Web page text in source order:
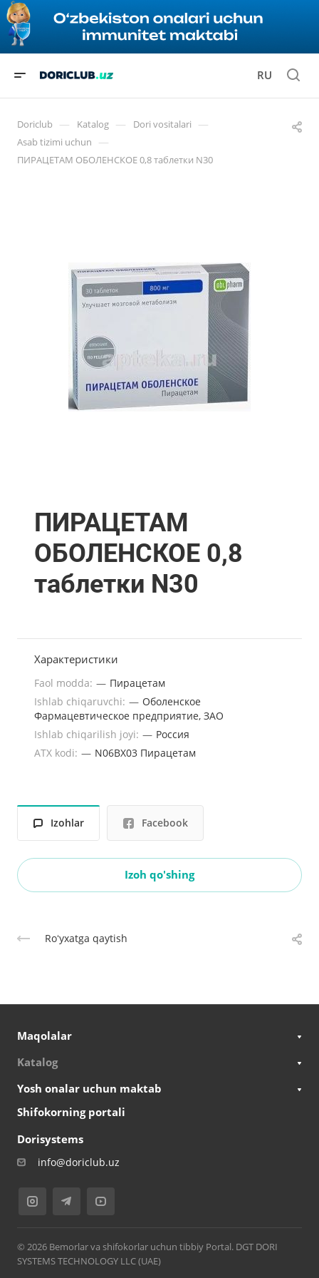
RU
Doriclub — Katalog — Dori vositalari —
Asab tizimi uchun —
ПИРАЦЕТАМ ОБОЛЕНСКОЕ 0,8 таблетки N30
ПИРАЦЕТАМ
ОБОЛЕНСКОЕ 0,8
таблетки N30
Характеристики
Faol modda: — Пирацетам
Ishlab chiqaruvchi: — Оболенское
Фармацевтическое предприятие, ЗАО
Ishlab chiqarilish joyi: — Россия
ATX kodi: — N06BX03 Пирацетам
Izohlar Facebook
Izoh qo'shing
Roʻyxatga qaytish
Maqolalar
Katalog
Yosh onalar uchun maktab
Shifokorning portali
Dorisystems
info@doriclub.uz
© 2026 Bemorlar va shifokorlar uchun tibbiy Portal. DGT DORI
SYSTEMS TECHNOLOGY LLC (UAE)